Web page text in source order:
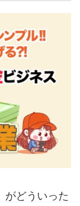
がどういった